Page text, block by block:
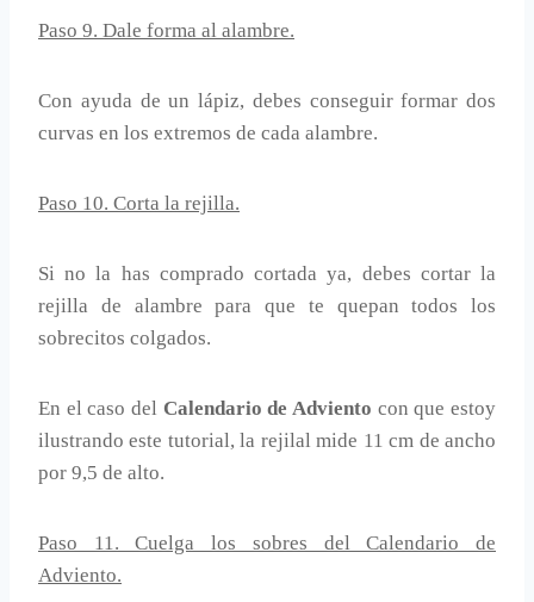
Paso 9. Dale forma al alambre.
Con ayuda de un lápiz, debes conseguir formar dos
curvas en los extremos de cada alambre.
Paso 10. Corta la rejilla.
Si no la has comprado cortada ya, debes cortar la
rejilla de alambre para que te quepan todos los
sobrecitos colgados.
En el caso del Calendario de Adviento con que estoy
ilustrando este tutorial, la rejilal mide 11 cm de ancho
por 9,5 de alto.
Paso 11. Cuelga los sobres del Calendario de
Adviento.